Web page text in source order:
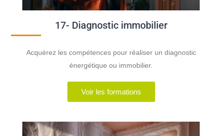
17- Diagnostic immobilier
Acquérez les compétences pour réaliser un diagnostic
énergétique ou immobilier.
Voir les formations